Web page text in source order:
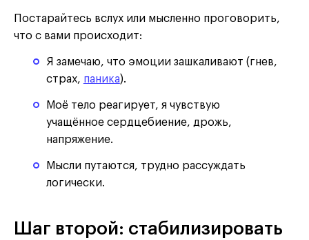
Постарайтесь вслух или мысленно проговорить,
что с вами происходит:
Я замечаю, что эмоции зашкаливают (гнев,
страх, паника).
Моё тело реагирует, я чувствую
учащённое сердцебиение, дрожь,
напряжение.
Мысли путаются, трудно рассуждать
логически.
Шаг второй: стабилизировать